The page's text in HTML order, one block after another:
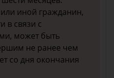
иной гражданин,
в связи с
может быть
не ранее чем
со дня окончания